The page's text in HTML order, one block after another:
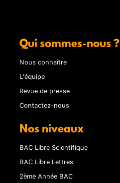
Qui sommes-nous ?
Nous connaître
L'équipe
Revue de presse
Contactez-nous
Nos niveaux
BAC Libre Scientifique
BAC Libre Lettres
2ème Année BAC